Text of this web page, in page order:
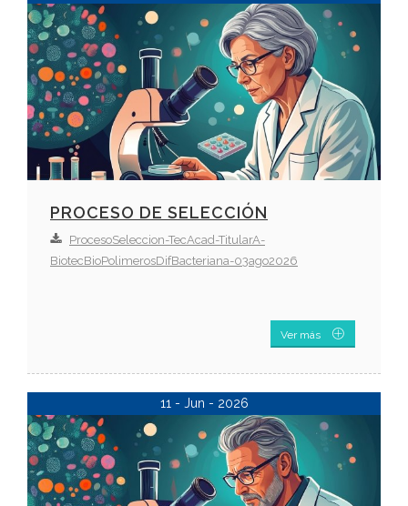
PROCESO DE SELECCIÓN
ProcesoSeleccion-TecAcad-TitularA-
BiotecBioPolimerosDifBacteriana-03ago2026
Ver más
11 - Jun - 2026